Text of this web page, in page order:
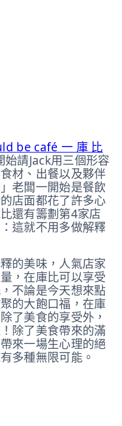
be café 一 庫 比
請Jack用三個形容
材、出餐以及夥伴
老闆一開始是餐飲
店面都花了許多心
還有籌劃第4家店
這就不用多做解釋
的美味，人氣店家
，在庫比可以享受
不論是今天想來點
的大飽口福，在庫
了美食的享受外，
除了美食帶來的滿
來一場生心理的絕
多種無限可能。